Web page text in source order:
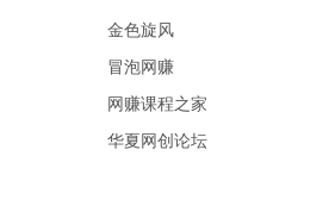
金色旋风
冒泡网赚
网赚课程之家
华夏网创论坛